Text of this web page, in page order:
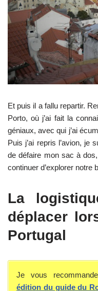
Et puis il a fallu repartir.
Porto, où j’ai fait la
géniaux, avec qui j’ai
Puis j’ai repris l’avion, je
de défaire mon sac à
continuer d’explorer notre
La
déplacer
Portugal
Je vous
édition du guide du